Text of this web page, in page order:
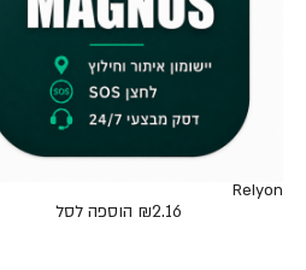
Relyon
₪2.16 הוספה לסל